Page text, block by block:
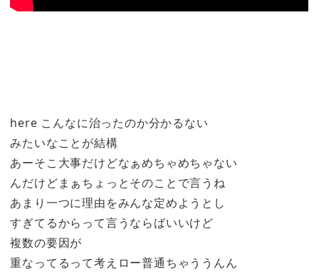
here こんなに治ったのか分かるない
みたいなことが結構
あーそこ大事だけどなぁめちゃめちゃない
んだけどまぁちょっとそのことで言うね
あまり一つに理由をみんな定めようとし
すぎてるからって言うならばいいけど
複数の要因が
重なってるって考えロー普通ちゃううんん